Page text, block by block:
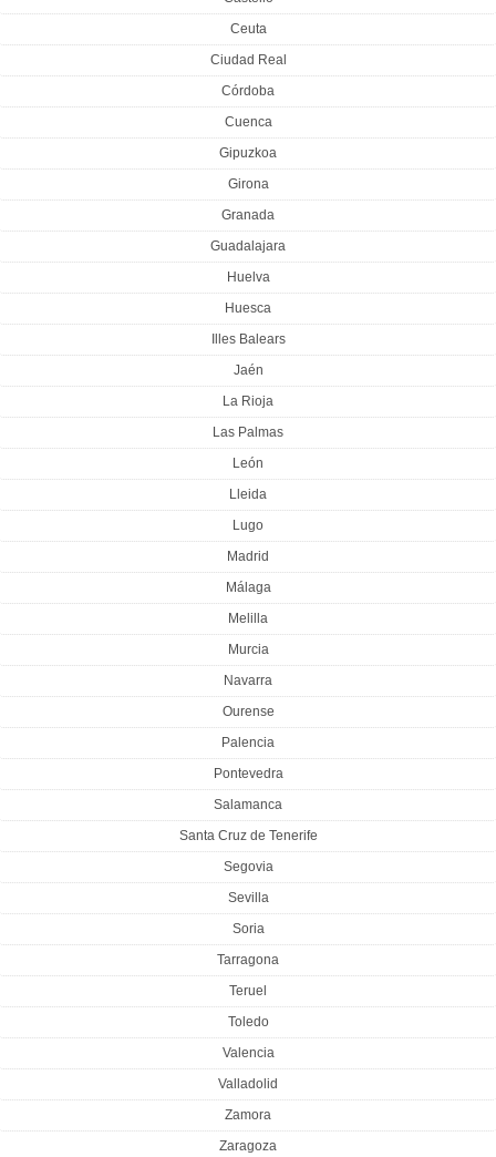
Ceuta
Ciudad Real
Córdoba
Cuenca
Gipuzkoa
Girona
Granada
Guadalajara
Huelva
Huesca
Illes Balears
Jaén
La Rioja
Las Palmas
León
Lleida
Lugo
Madrid
Málaga
Melilla
Murcia
Navarra
Ourense
Palencia
Pontevedra
Salamanca
Santa Cruz de Tenerife
Segovia
Sevilla
Soria
Tarragona
Teruel
Toledo
Valencia
Valladolid
Zamora
Zaragoza